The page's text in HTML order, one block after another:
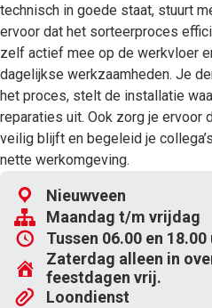
technisch in goede staat, stuurt
ervoor dat het sorteerproces
zelf actief mee op de werkvloer
dagelijkse werkzaamheden. Je
het proces, stelt de installatie
reparaties uit. Ook zorg je ervoor
veilig blijft en begeleid je
nette werkomgeving.
Nieuwveen
Maandag t/m vrijdag
Tussen 06.00 en 18.00
Zaterdag alleen in
feestdagen vrij.
Loondienst